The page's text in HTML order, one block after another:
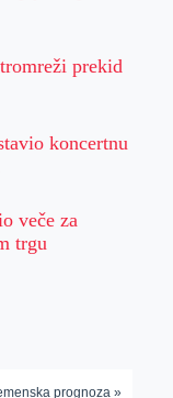
prekid
koncertnu
veče za
trgu